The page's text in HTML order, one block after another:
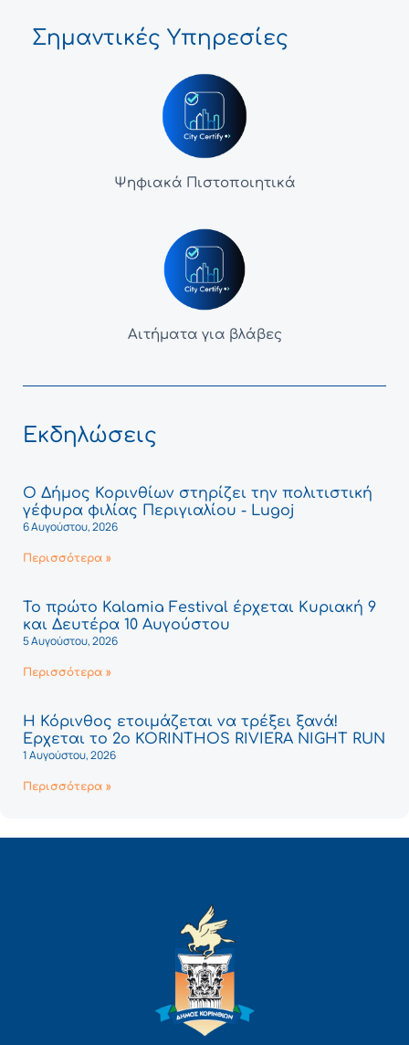
Σημαντικές Υπηρεσίες
Ψηφιακά Πιστοποιητικά
Αιτήματα για βλάβες
Εκδηλώσεις
Ο Δήμος Κορινθίων στηρίζει την πολιτιστική
γέφυρα φιλίας Περιγιαλίου - Lugoj
6 Αυγούστου, 2026
Περισσότερα »
Το πρώτο Kalamia Festival έρχεται Κυριακή 9
και Δευτέρα 10 Αυγούστου
5 Αυγούστου, 2026
Περισσότερα »
Η Κόρινθος ετοιμάζεται να τρέξει ξανά!
Έρχεται το 2ο KORINTHOS RIVIERA NIGHT RUN
1 Αυγούστου, 2026
Περισσότερα »